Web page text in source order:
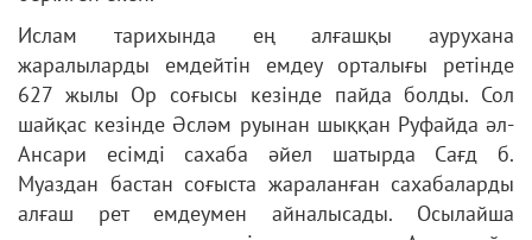
Ислам тарихында ең алғашқы аурухана
жаралыларды емдейтін емдеу орталығы ретінде
627 жылы Ор соғысы кезінде пайда болды. Сол
шайқас кезінде Әсләм руынан шыққан Руфайда әл-
Ансари есімді сахаба әйел шатырда Сағд б.
Муаздан бастан соғыста жараланған сахабаларды
алғаш рет емдеумен айналысады. Осылайша